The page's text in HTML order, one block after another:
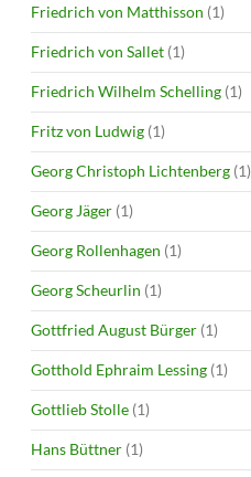
Friedrich von Matthisson (1)
Friedrich von Sallet (1)
Friedrich Wilhelm Schelling (1)
Fritz von Ludwig (1)
Georg Christoph Lichtenberg (1)
Georg Jäger (1)
Georg Rollenhagen (1)
Georg Scheurlin (1)
Gottfried August Bürger (1)
Gotthold Ephraim Lessing (1)
Gottlieb Stolle (1)
Hans Büttner (1)